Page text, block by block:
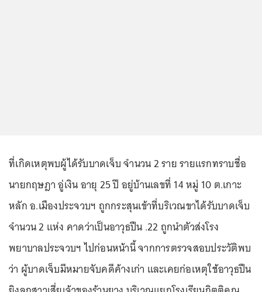
ที่เกิดเหตุพบผู้ได้รับบาดเจ็บ จำนวน 2 ราย รายแรกทราบชื่อ
นายกฤษฎา อู่เงิน อายุ 25 ปี อยู่บ้านเลขที่ 14 หมู่ 10 ต.เกาะ
หลัก อ.เมืองประจวบฯ ถูกกระสุนเข้าที่บริเวณขาได้รับบาดเจ็บ
จำนวน 2 แห่ง คาดว่าเป็นอาวุธปืน .22 ถูกนำตัวส่งโรง
พยาบาลประจวบฯ ไปก่อนหน้านี้ จากการตรวจสอบประวัติพบ
ว่า ผู้บาดเจ็บมีหมายจับคดีค้างเก่า และเคยก่อเหตุใช้อาวุธปืน